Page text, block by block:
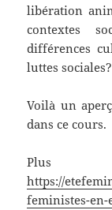
libération
contextes
différences
luttes sociales?
Voilà un
dans ce cours.
https://
feministes-